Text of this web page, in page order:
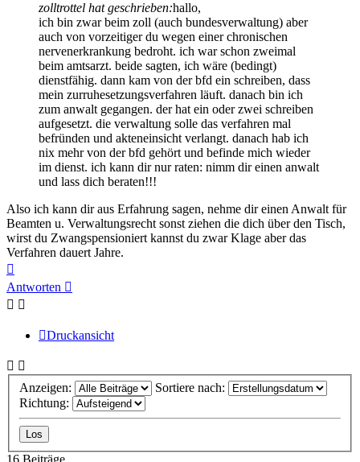
zolltrottel hat geschrieben:hallo,
ich bin zwar beim zoll (auch bundesverwaltung) aber
auch von vorzeitiger du wegen einer chronischen
nervenerkrankung bedroht. ich war schon zweimal
beim amtsarzt. beide sagten, ich wäre (bedingt)
dienstfähig. dann kam von der bfd ein schreiben, dass
mein zurruhesetzungsverfahren läuft. danach bin ich
zum anwalt gegangen. der hat ein oder zwei schreiben
aufgesetzt. die verwaltung solle das verfahren mal
befründen und akteneinsicht verlangt. danach hab ich
nix mehr von der bfd gehört und befinde mich wieder
im dienst. ich kann dir nur raten: nimm dir einen anwalt
und lass dich beraten!!!
Also ich kann dir aus Erfahrung sagen, nehme dir einen Anwalt für
Beamten u. Verwaltungsrecht sonst ziehen die dich über den Tisch,
wirst du Zwangspensioniert kannst du zwar Klage aber das
Verfahren dauert Jahre.
oben
Antworten
Druckansicht
Anzeigen:
Sortiere nach:
Richtung:
16 Beiträge